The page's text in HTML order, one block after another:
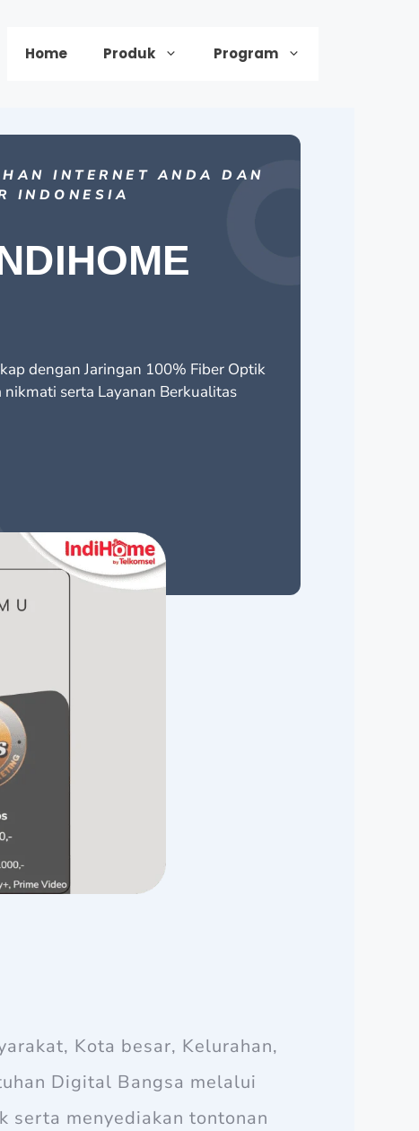
Home Produk Program
INTERNET ANDA DAN
INDONESIA
dengan Jaringan 100% Fiber Optik
serta Layanan Berkualitas
Kota besar, Kelurahan,
Digital Bangsa melalui
serta menyediakan tontonan